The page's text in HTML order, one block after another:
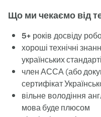
Що ми чекаємо від
5+ років досвіду
хороші технічні
українських
член АССА (або
сертифікат
вільне володіння
мова буде плюсом